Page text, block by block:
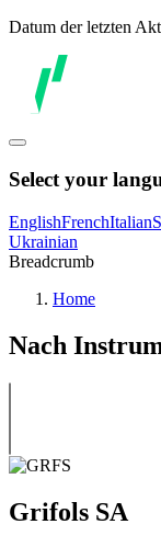
Datum der letzten
Select your
EnglishFrenchItalian
Ukrainian
Breadcrumb
Home
Nach
Grifols SA